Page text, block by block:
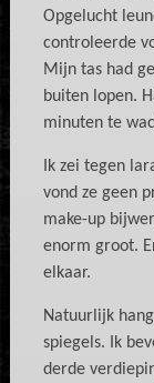
Opgelucht
controleerde
Mijn tas had
buiten lopen.
minuten te
Ik zei tegen
vond ze geen
make-up
enorm groot.
elkaar.
Natuurlijk
spiegels. Ik
derde